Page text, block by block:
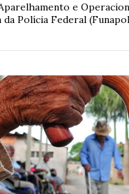
e
Polícia Federal